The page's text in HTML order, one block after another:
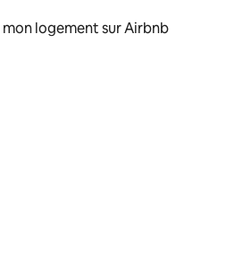
logement sur Airbnb